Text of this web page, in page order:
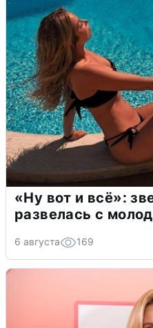
«Ну вот и всё»:
развелась с
6 августа 169